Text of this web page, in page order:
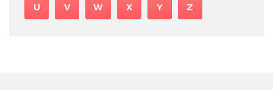
U V W X Y Z